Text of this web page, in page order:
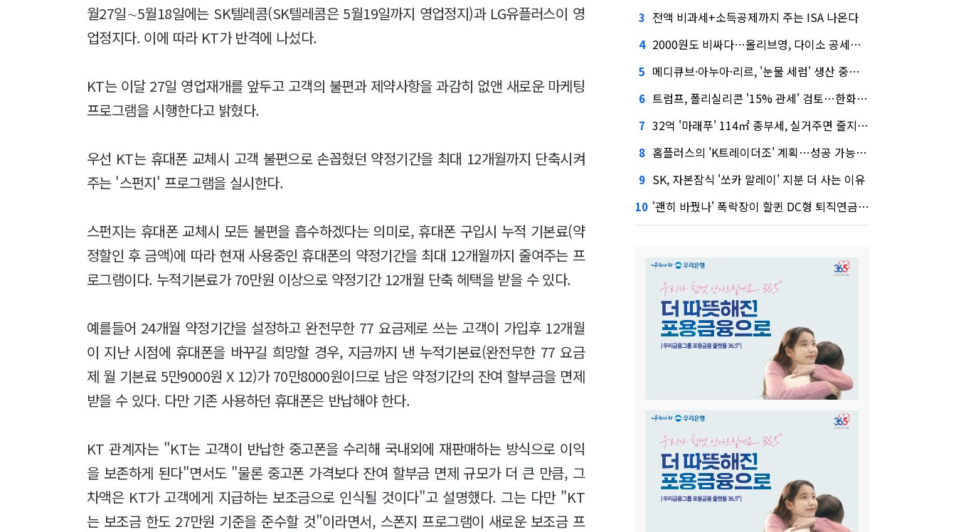
월27일∼5월18일에는 SK텔레콤(SK텔레콤은 5월19일까지 영업정지)과 LG유플러스이 영
업정지다. 이에 따라 KT가 반격에 나섰다.
KT는 이달 27일 영업재개를 앞두고 고객의 불편과 제약사항을 과감히 없앤 새로운 마케팅
프로그램을 시행한다고 밝혔다.
우선 KT는 휴대폰 교체시 고객 불편으로 손꼽혔던 약정기간을 최대 12개월까지 단축시켜
주는 '스펀지' 프로그램을 실시한다.
스펀지는 휴대폰 교체시 모든 불편을 흡수하겠다는 의미로, 휴대폰 구입시 누적 기본료(약
정할인 후 금액)에 따라 현재 사용중인 휴대폰의 약정기간을 최대 12개월까지 줄여주는 프
로그램이다. 누적기본료가 70만원 이상으로 약정기간 12개월 단축 헤택을 받을 수 있다.
예를들어 24개월 약정기간을 설정하고 완전무한 77 요금제로 쓰는 고객이 가입후 12개월
이 지난 시점에 휴대폰을 바꾸길 희망할 경우, 지금까지 낸 누적기본료(완전무한 77 요금
제 월 기본료 5만9000원 X 12)가 70만8000원이므로 남은 약정기간의 잔여 할부금을 면제
받을 수 있다. 다만 기존 사용하던 휴대폰은 반납해야 한다.
KT 관계자는 "KT는 고객이 반납한 중고폰을 수리해 국내외에 재판매하는 방식으로 이익
을 보존하게 된다"면서도 "물론 중고폰 가격보다 잔여 할부금 면제 규모가 더 큰 만큼, 그
차액은 KT가 고객에게 지급하는 보조금으로 인식될 것이다"고 설명했다. 그는 다만 "KT
는 보조금 한도 27만원 기준을 준수할 것"이라면서, 스폰지 프로그램이 새로운 보조금 프
3 전액 비과세+소득공제까지 주는 ISA 나온다
4 2000원도 비싸다…올리브영, 다이소 공세에 '가성비'로 맞불
5 메디큐브·아누아·리르, '눈물 세럼' 생산 중단한다
6 트럼프, 폴리실리콘 '15% 관세' 검토…한화큐셀·OCI 영향은?
7 32억 '마래푸' 114㎡ 종부세, 실거주면 줄지만 안 살면 2.5배
8 홈플러스의 'K트레이더조' 계획…성공 가능성은 '글쎄'
9 SK, 자본잠식 '쏘카 말레이' 지분 더 사는 이유
10 '괜히 바꿨나' 폭락장이 할퀸 DC형 퇴직연금…전문가 조언은